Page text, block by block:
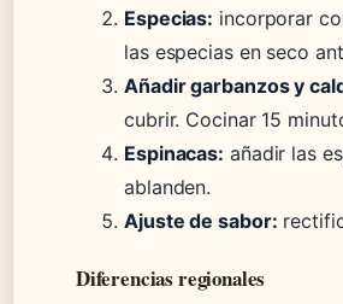
Especias: incorporar
las especias en seco
Añadir garbanzos y
cubrir. Cocinar 15
Espinacas: añadir las
ablanden.
Ajuste de sabor:
Diferencias regionales